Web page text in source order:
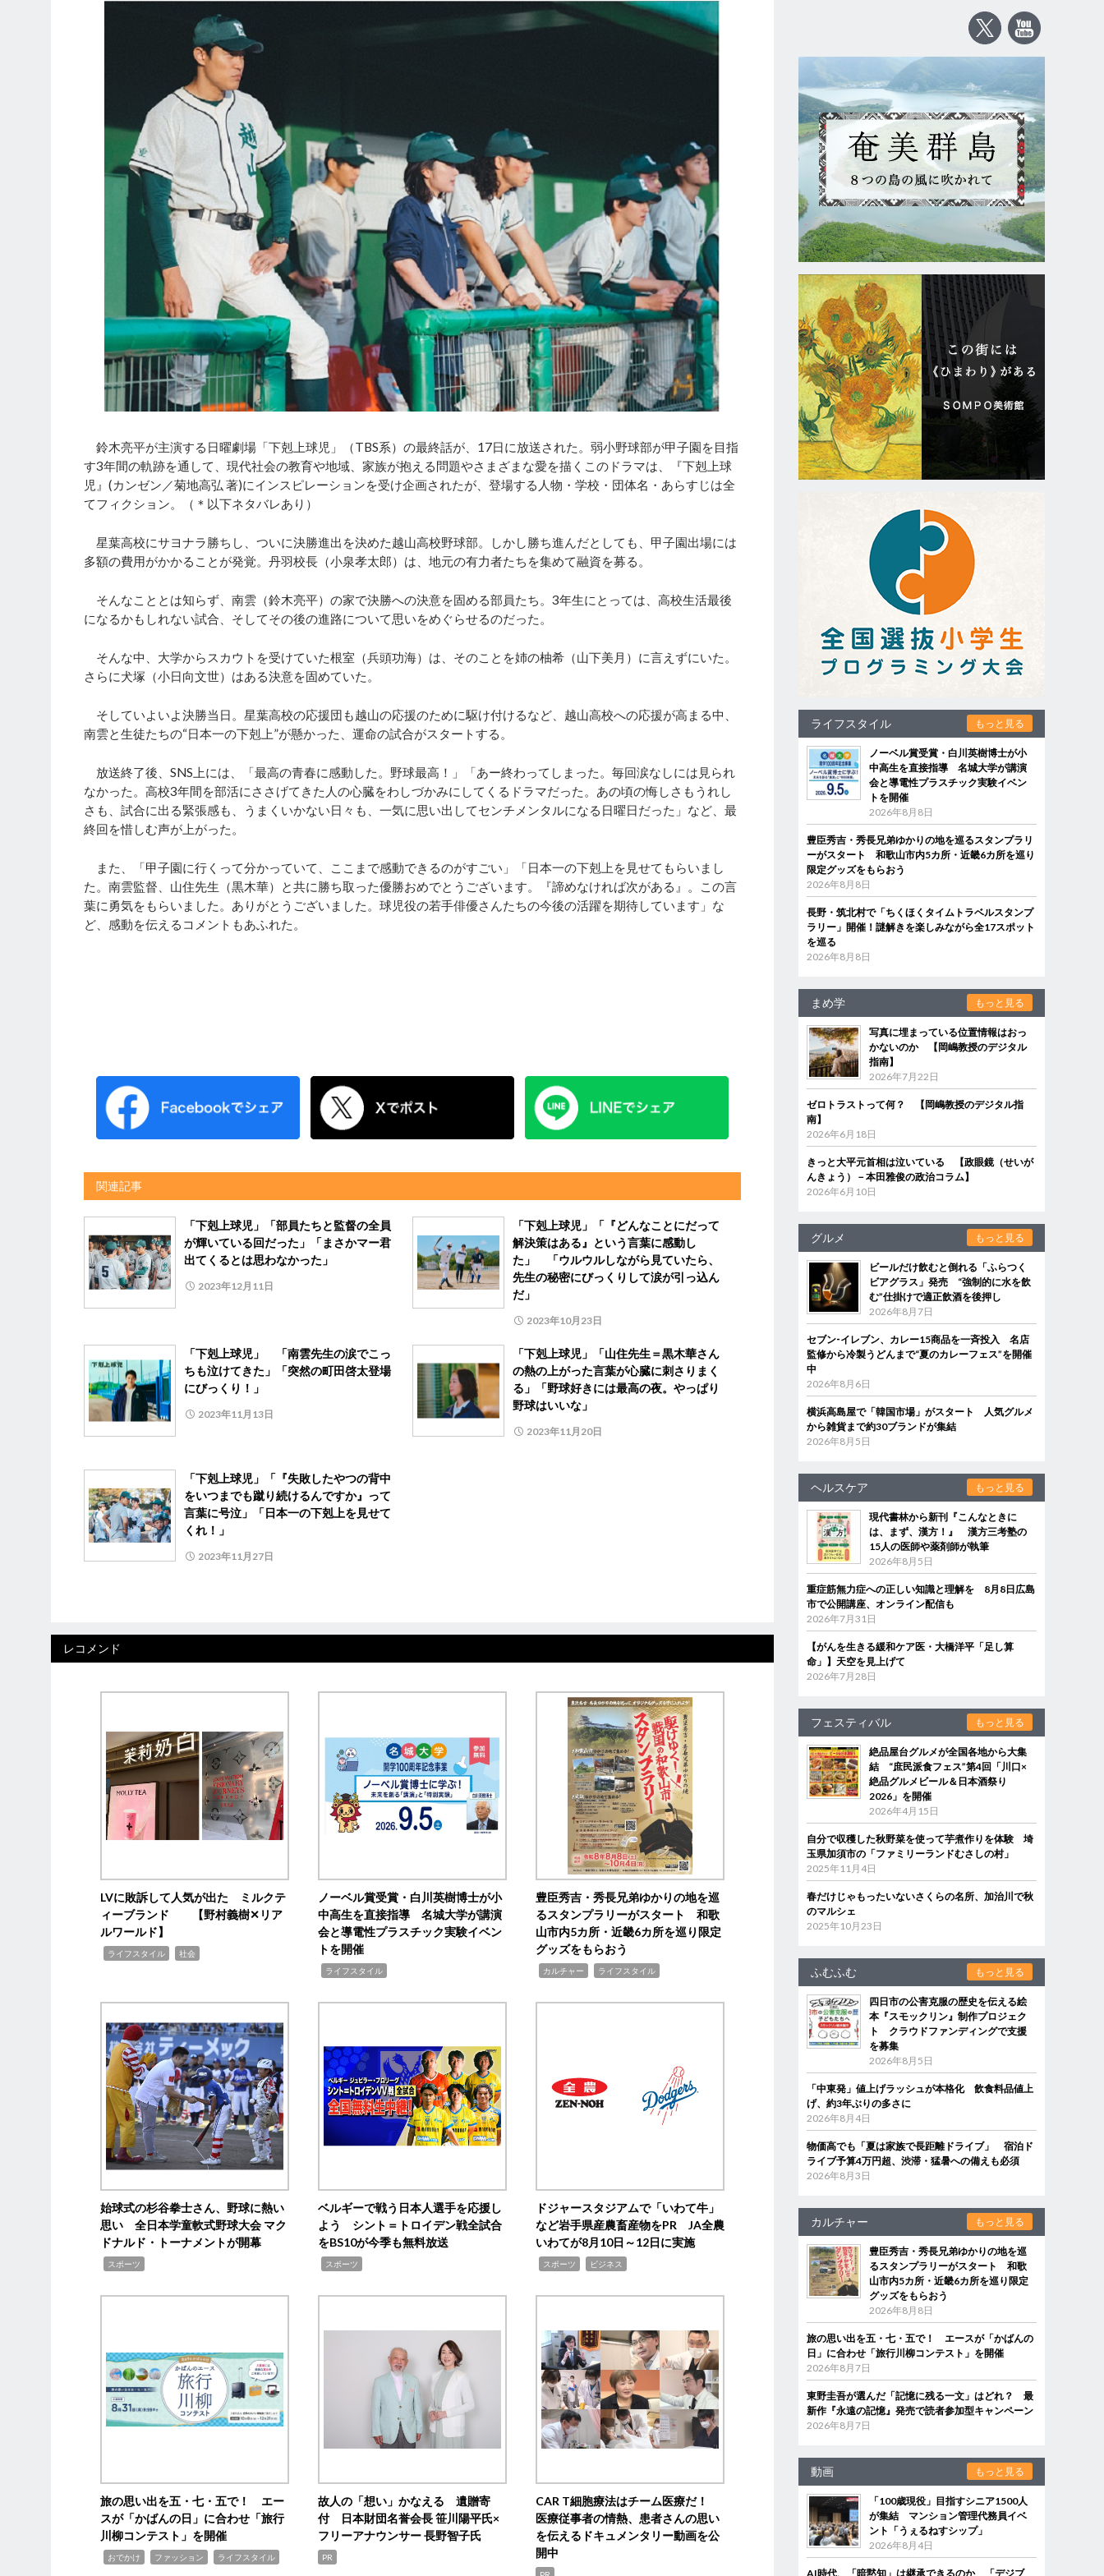
鈴木亮平が主演する日曜劇場「下剋上球児」（TBS系）の最終話が、17日に放送された。弱小野球部が甲子園を目指
す3年間の軌跡を通して、現代社会の教育や地域、家族が抱える問題やさまざまな愛を描くこのドラマは、『下剋上球
児』(カンゼン／菊地高弘 著)にインスピレーションを受け企画されたが、登場する人物・学校・団体名・あらすじは全
てフィクション。（＊以下ネタバレあり）
星葉高校にサヨナラ勝ちし、ついに決勝進出を決めた越山高校野球部。しかし勝ち進んだとしても、甲子園出場には
多額の費用がかかることが発覚。丹羽校長（小泉孝太郎）は、地元の有力者たちを集めて融資を募る。
そんなこととは知らず、南雲（鈴木亮平）の家で決勝への決意を固める部員たち。3年生にとっては、高校生活最後
になるかもしれない試合、そしてその後の進路について思いをめぐらせるのだった。
そんな中、大学からスカウトを受けていた根室（兵頭功海）は、そのことを姉の柚希（山下美月）に言えずにいた。
さらに犬塚（小日向文世）はある決意を固めていた。
そしていよいよ決勝当日。星葉高校の応援団も越山の応援のために駆け付けるなど、越山高校への応援が高まる中、
南雲と生徒たちの“日本一の下剋上”が懸かった、運命の試合がスタートする。
放送終了後、SNS上には、「最高の青春に感動した。野球最高！」「あー終わってしまった。毎回涙なしには見られ
なかった。高校3年間を部活にささげてきた人の心臓をわしづかみにしてくるドラマだった。あの頃の悔しさもうれし
さも、試合に出る緊張感も、うまくいかない日々も、一気に思い出してセンチメンタルになる日曜日だった」など、最
終回を惜しむ声が上がった。
また、「甲子園に行くって分かっていて、ここまで感動できるのがすごい」「日本一の下剋上を見せてもらいまし
た。南雲監督、山住先生（黒木華）と共に勝ち取った優勝おめでとうございます。『諦めなければ次がある』。この言
葉に勇気をもらいました。ありがとうございました。球児役の若手俳優さんたちの今後の活躍を期待しています」な
ど、感動を伝えるコメントもあふれた。
関連記事
「下剋上球児」「部員たちと監督の全員
が輝いている回だった」「まさかマー君
出てくるとは思わなかった」
2023年12月11日
「下剋上球児」「『どんなことにだって
解決策はある』という言葉に感動し
た」 「ウルウルしながら見ていたら、
先生の秘密にびっくりして涙が引っ込ん
だ」
2023年10月23日
「下剋上球児」 「南雲先生の涙でこっ
ちも泣けてきた」「突然の町田啓太登場
にびっくり！」
2023年11月13日
「下剋上球児」「山住先生＝黒木華さん
の熱の上がった言葉が心臓に刺さりまく
る」「野球好きには最高の夜。やっぱり
野球はいいな」
2023年11月20日
「下剋上球児」「『失敗したやつの背中
をいつまでも蹴り続けるんですか』って
言葉に号泣」「日本一の下剋上を見せて
くれ！」
2023年11月27日
レコメンド
LVに敗訴して人気が出た ミルクテ
ィーブランド 【野村義樹✕リア
ルワールド】
ライフスタイル 社会
ノーベル賞受賞・白川英樹博士が小
中高生を直接指導 名城大学が講演
会と導電性プラスチック実験イベン
トを開催
ライフスタイル
豊臣秀吉・秀長兄弟ゆかりの地を巡
るスタンプラリーがスタート 和歌
山市内5カ所・近畿6カ所を巡り限定
グッズをもらおう
カルチャー ライフスタイル
始球式の杉谷拳士さん、野球に熱い
思い 全日本学童軟式野球大会 マク
ドナルド・トーナメントが開幕
スポーツ
ベルギーで戦う日本人選手を応援し
よう シント＝トロイデン戦全試合
をBS10が今季も無料放送
スポーツ
ドジャースタジアムで「いわて牛」
など岩手県産農畜産物をPR JA全農
いわてが8月10日～12日に実施
スポーツ ビジネス
旅の思い出を五・七・五で！ エー
スが「かばんの日」に合わせ「旅行
川柳コンテスト」を開催
おでかけ ファッション ライフスタイル
故人の「想い」かなえる 遺贈寄
付 日本財団名誉会長 笹川陽平氏×
フリーアナウンサー 長野智子氏
PR
CAR T細胞療法はチーム医療だ！
医療従事者の情熱、患者さんの思い
を伝えるドキュメンタリー動画を公
開中
ライフスタイル もっと見る
ノーベル賞受賞・白川英樹博士が小
中高生を直接指導 名城大学が講演
会と導電性プラスチック実験イベン
トを開催
2026年8月8日
豊臣秀吉・秀長兄弟ゆかりの地を巡るスタンプラリ
ーがスタート 和歌山市内5カ所・近畿6カ所を巡り
限定グッズをもらおう
2026年8月8日
長野・筑北村で「ちくほくタイムトラベルスタンプ
ラリー」開催！謎解きを楽しみながら全17スポット
を巡る
2026年8月8日
まめ学 もっと見る
写真に埋まっている位置情報はおっ
かないのか 【岡嶋教授のデジタル
指南】
2026年7月22日
ゼロトラストって何？ 【岡嶋教授のデジタル指
南】
2026年6月18日
きっと大平元首相は泣いている 【政眼鏡（せいが
んきょう）－本田雅俊の政治コラム】
2026年6月10日
グルメ もっと見る
ビールだけ飲むと倒れる「ふらつく
ビアグラス」発売 “強制的に水を飲
む”仕掛けで適正飲酒を後押し
2026年8月7日
セブン‐イレブン、カレー15商品を一斉投入 名店
監修から冷製うどんまで“夏のカレーフェス”を開催
中
2026年8月6日
横浜高島屋で「韓国市場」がスタート 人気グルメ
から雑貨まで約30ブランドが集結
2026年8月5日
ヘルスケア もっと見る
現代書林から新刊『こんなときに
は、まず、漢方！』 漢方三考塾の
15人の医師や薬剤師が執筆
2026年8月5日
重症筋無力症への正しい知識と理解を 8月8日広島
市で公開講座、オンライン配信も
2026年7月31日
【がんを生きる緩和ケア医・大橋洋平「足し算
命」】天空を見上げて
2026年7月28日
フェスティバル もっと見る
絶品屋台グルメが全国各地から大集
結 “庶民派食フェス”第4回「川口×
絶品グルメビール＆日本酒祭り
2026」を開催
2026年4月15日
自分で収穫した秋野菜を使って芋煮作りを体験 埼
玉県加須市の「ファミリーランドむさしの村」
2025年11月4日
春だけじゃもったいないさくらの名所、加治川で秋
のマルシェ
2025年10月23日
ふむふむ もっと見る
四日市の公害克服の歴史を伝える絵
本『スモックリン』制作プロジェク
ト クラウドファンディングで支援
を募集
2026年8月5日
「中東発」値上げラッシュが本格化 飲食料品値上
げ、約3年ぶりの多さに
2026年8月4日
物価高でも「夏は家族で長距離ドライブ」 宿泊ド
ライブ予算4万円超、渋滞・猛暑への備えも必須
2026年8月3日
カルチャー もっと見る
豊臣秀吉・秀長兄弟ゆかりの地を巡
るスタンプラリーがスタート 和歌
山市内5カ所・近畿6カ所を巡り限定
グッズをもらおう
2026年8月8日
旅の思い出を五・七・五で！ エースが「かばんの
日」に合わせ「旅行川柳コンテスト」を開催
2026年8月7日
東野圭吾が選んだ「記憶に残る一文」はどれ？ 最
新作『永遠の記憶』発売で読者参加型キャンペーン
2026年8月7日
動画 もっと見る
「100歳現役」目指すシニア1500人
が集結 マンション管理代務員イベ
ント「うぇるねすシップ」
2026年8月4日
AI時代、「暗黙知」は継承できるのか 「デジブ